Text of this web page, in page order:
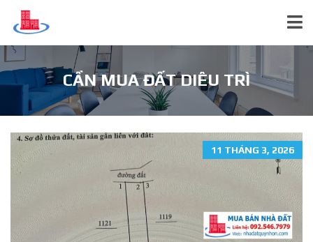
CẦN MUA ĐẤT DIÊU TRÌ
11 THÁNG 3, 2026